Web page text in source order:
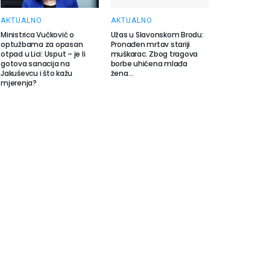
AKTUALNO
Ministrica Vučković o
optužbama za opasan
otpad u Lici: Usput – je li
gotova sanacija na
Jakuševcu i što kažu
mjerenja?
AKTUALNO
Užas u Slavonskom Brodu:
Pronađen mrtav stariji
muškarac. Zbog tragova
borbe uhićena mlađa
žena…